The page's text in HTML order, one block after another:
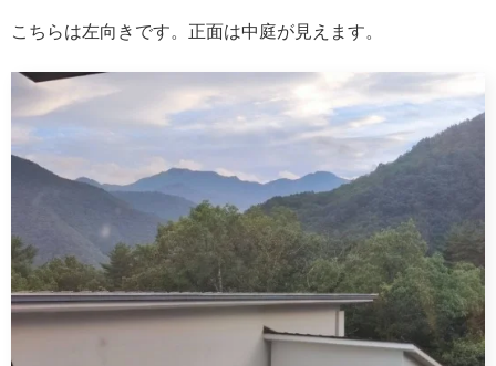
こちらは左向きです。正面は中庭が見えます。